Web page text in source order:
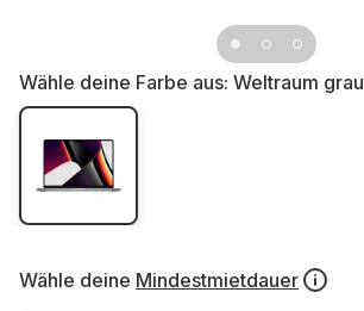
Wähle deine Farbe aus: Weltraum grau
Wähle deine Mindestmietdauer